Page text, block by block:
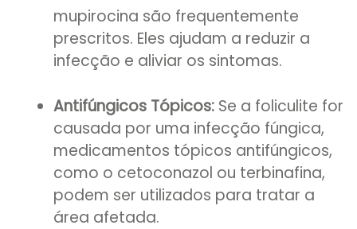
mupirocina são frequentemente
prescritos. Eles ajudam a reduzir a
infecção e aliviar os sintomas.
Antifúngicos Tópicos: Se a foliculite for
causada por uma infecção fúngica,
medicamentos tópicos antifúngicos,
como o cetoconazol ou terbinafina,
podem ser utilizados para tratar a
área afetada.